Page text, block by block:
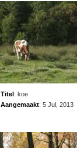
Titel: koe
Aangemaakt: 5 Jul, 2013